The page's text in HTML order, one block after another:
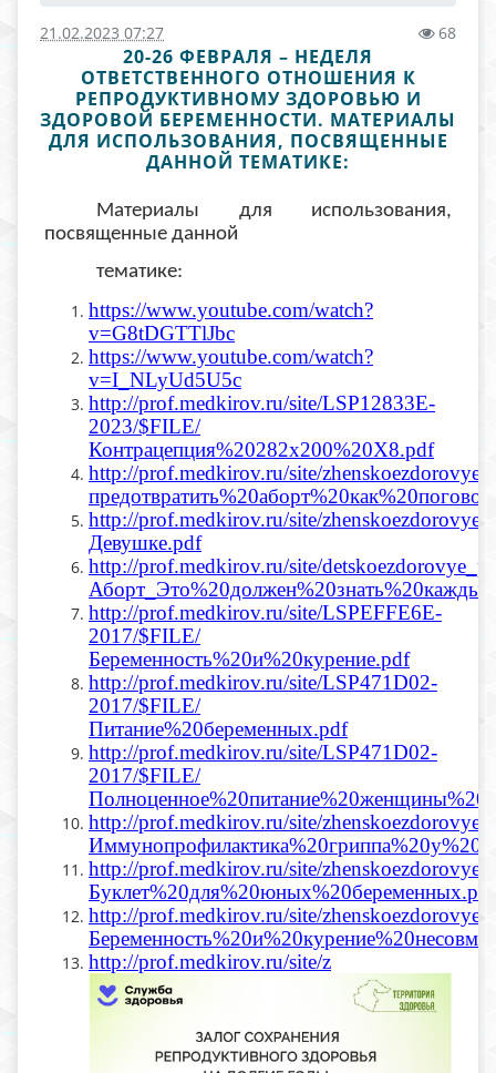
21.02.2023 07:27 68
20-26 ФЕВРАЛЯ – НЕДЕЛЯ
ОТВЕТСТВЕННОГО ОТНОШЕНИЯ К
РЕПРОДУКТИВНОМУ ЗДОРОВЬЮ И
ЗДОРОВОЙ БЕРЕМЕННОСТИ. МАТЕРИАЛЫ
ДЛЯ ИСПОЛЬЗОВАНИЯ, ПОСВЯЩЕННЫЕ
ДАННОЙ ТЕМАТИКЕ:
Материалы для использования,
посвященные данной
тематике:
https://www.youtube.com/watch?
v=G8tDGTTlJbc
https://www.youtube.com/watch?
v=I_NLyUd5U5c
http://prof.medkirov.ru/site/LSP12833E-
2023/$FILE/
Контрацепция%20282х200%20Х8.pdf
http://prof.medkirov.ru/site/
http://prof.medkirov.ru/site/
Девушке.pdf
http://prof.medkirov.ru/site/
http://prof.medkirov.ru/site/LSPEFFE6E-
2017/$FILE/
Беременность%20и%20курение.pdf
http://prof.medkirov.ru/site/LSP471D02-
2017/$FILE/
Питание%20беременных.pdf
http://prof.medkirov.ru/site/LSP471D02-
2017/$FILE/
http://prof.medkirov.ru/site/
http://prof.medkirov.ru/site/
Буклет%20для%20юных%20беременных.pdf
http://prof.medkirov.ru/site/
http://prof.medkirov.ru/site/z